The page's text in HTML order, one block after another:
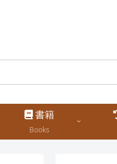
書籍
Books